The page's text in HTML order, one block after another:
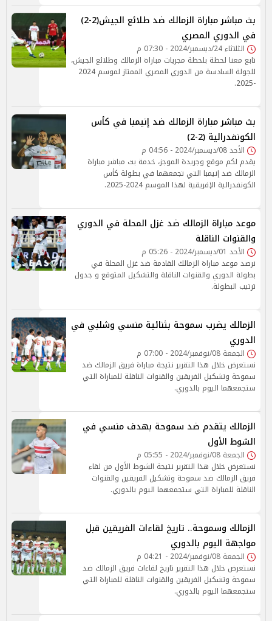
بث مباشر مباراة الزمالك ضد طلائع الجيش(2-2)
في الدوري المصري
الثلاثاء 24/ديسمبر/2024 - 07:30 م
تابع معنا لحظة بلحظة مجريات مباراة الزمالك وطلائع الجيش،
للجولة السادسة من الدوري المصري الممتاز لموسم 2024
-2025.
بث مباشر مباراة الزمالك ضد إنيمبا في كأس
الكونفدرالية (2-2)
الأحد 08/ديسمبر/2024 - 04:56 م
يقدم لكم موقع وجريدة الموجز، خدمة بث مباشر مباراة
الزمالك ضد إنيمبا التي تجمعهما في بطولة كأس
الكونفدرالية الإفريقية لهذا الموسم 2024-2025.
موعد مباراة الزمالك ضد غزل المحلة في الدوري
والقنوات الناقلة
الأحد 01/ديسمبر/2024 - 05:26 م
نرصد موعد مباراة الزمالك القادمة ضد غزل المحلة في
بطولة الدوري والقنوات الناقلة والتشكيل المتوقع و جدول
ترتيب البطولة.
الزمالك يضرب سموحة بثنائية منسي وشلبي في
الدوري
الجمعة 08/نوفمبر/2024 - 07:00 م
نستعرض خلال هذا التقرير نتيجة مباراة فريق الزمالك ضد
سموحة وتشكيل الفريقين والقنوات الناقلة للمباراة التي
ستجمعهما اليوم بالدوري.
الزمالك يتقدم ضد سموحة بهدف منسي في
الشوط الأول
الجمعة 08/نوفمبر/2024 - 05:55 م
نستعرض خلال هذا التقرير نتيجة الشوط الأول من لقاء
فريق الزمالك ضد سموحة وتشكيل الفريقين والقنوات
الناقلة للمباراة التي ستجمعهما اليوم بالدوري.
الزمالك وسموحة.. تاريخ لقاءات الفريقين قبل
مواجهة اليوم بالدوري
الجمعة 08/نوفمبر/2024 - 04:21 م
نستعرض خلال هذا التقرير تاريخ لقاءات فريق الزمالك ضد
سموحة وتشكيل الفريقين والقنوات الناقلة للمباراة التي
ستجمعهما اليوم بالدوري.